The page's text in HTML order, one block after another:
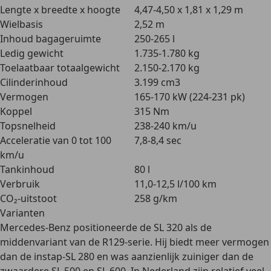
Lengte x breedte x hoogte
4,47-4,50 x 1,81 x 1,29 m
Wielbasis
2,52 m
Inhoud bagageruimte
250-265 l
Ledig gewicht
1.735-1.780 kg
Toelaatbaar totaalgewicht
2.150-2.170 kg
Cilinderinhoud
3.199 cm3
Vermogen
165-170 kW (224-231 pk)
Koppel
315 Nm
Topsnelheid
238-240 km/u
Acceleratie van 0 tot 100
km/u
7,8-8,4 sec
Tankinhoud
80 l
Verbruik
11,0-12,5 l/100 km
CO₂-uitstoot
258 g/km
Varianten
Mercedes-Benz positioneerde de SL 320 als de
middenvariant van de R129-serie. Hij biedt meer vermogen
dan de instap-SL 280 en was aanzienlijk zuiniger dan de